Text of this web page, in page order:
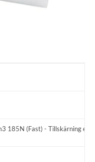
185N (Fast) - Tillskärning enl.